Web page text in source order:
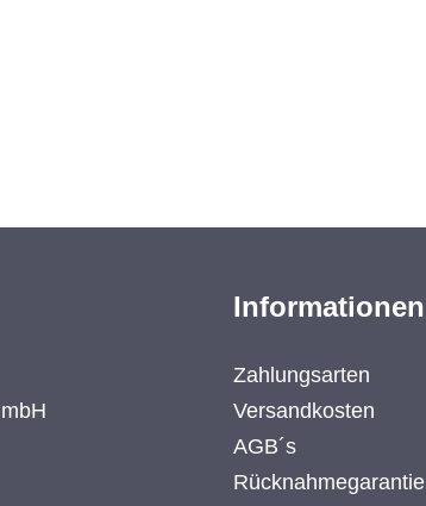
Informationen
Zahlungsarten
Versandkosten
AGB´s
Rücknahmegarantie